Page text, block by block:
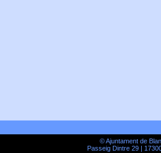
© Ajuntament de
Passeig Dintre 29 |